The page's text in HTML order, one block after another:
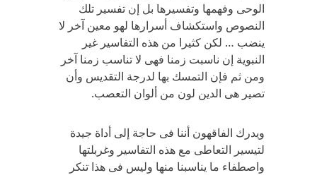
الوحى وفهمها وتفسيرها بل إن تفسير تلك
النصوص واستكشاف أسرارها لهو معين آخر لا
ينضب … لكن كثيرا من هذه التفاسير غير
النبوية إن ناسبت زمنا فهى لا تناسب زمنا آخر
ومن ثم فإن التمسك بها لدرجة التقديس وأن
تصير هى الدين لون من ألوان التعصب.
ويدرك الفاقهون أننا فى حاجة إلى أداة جيدة
لتيسير التعاطى مع هذه التفاسير وغربلتها
واصطفاء ما يناسبنا منها وليس فى هذا تنكر